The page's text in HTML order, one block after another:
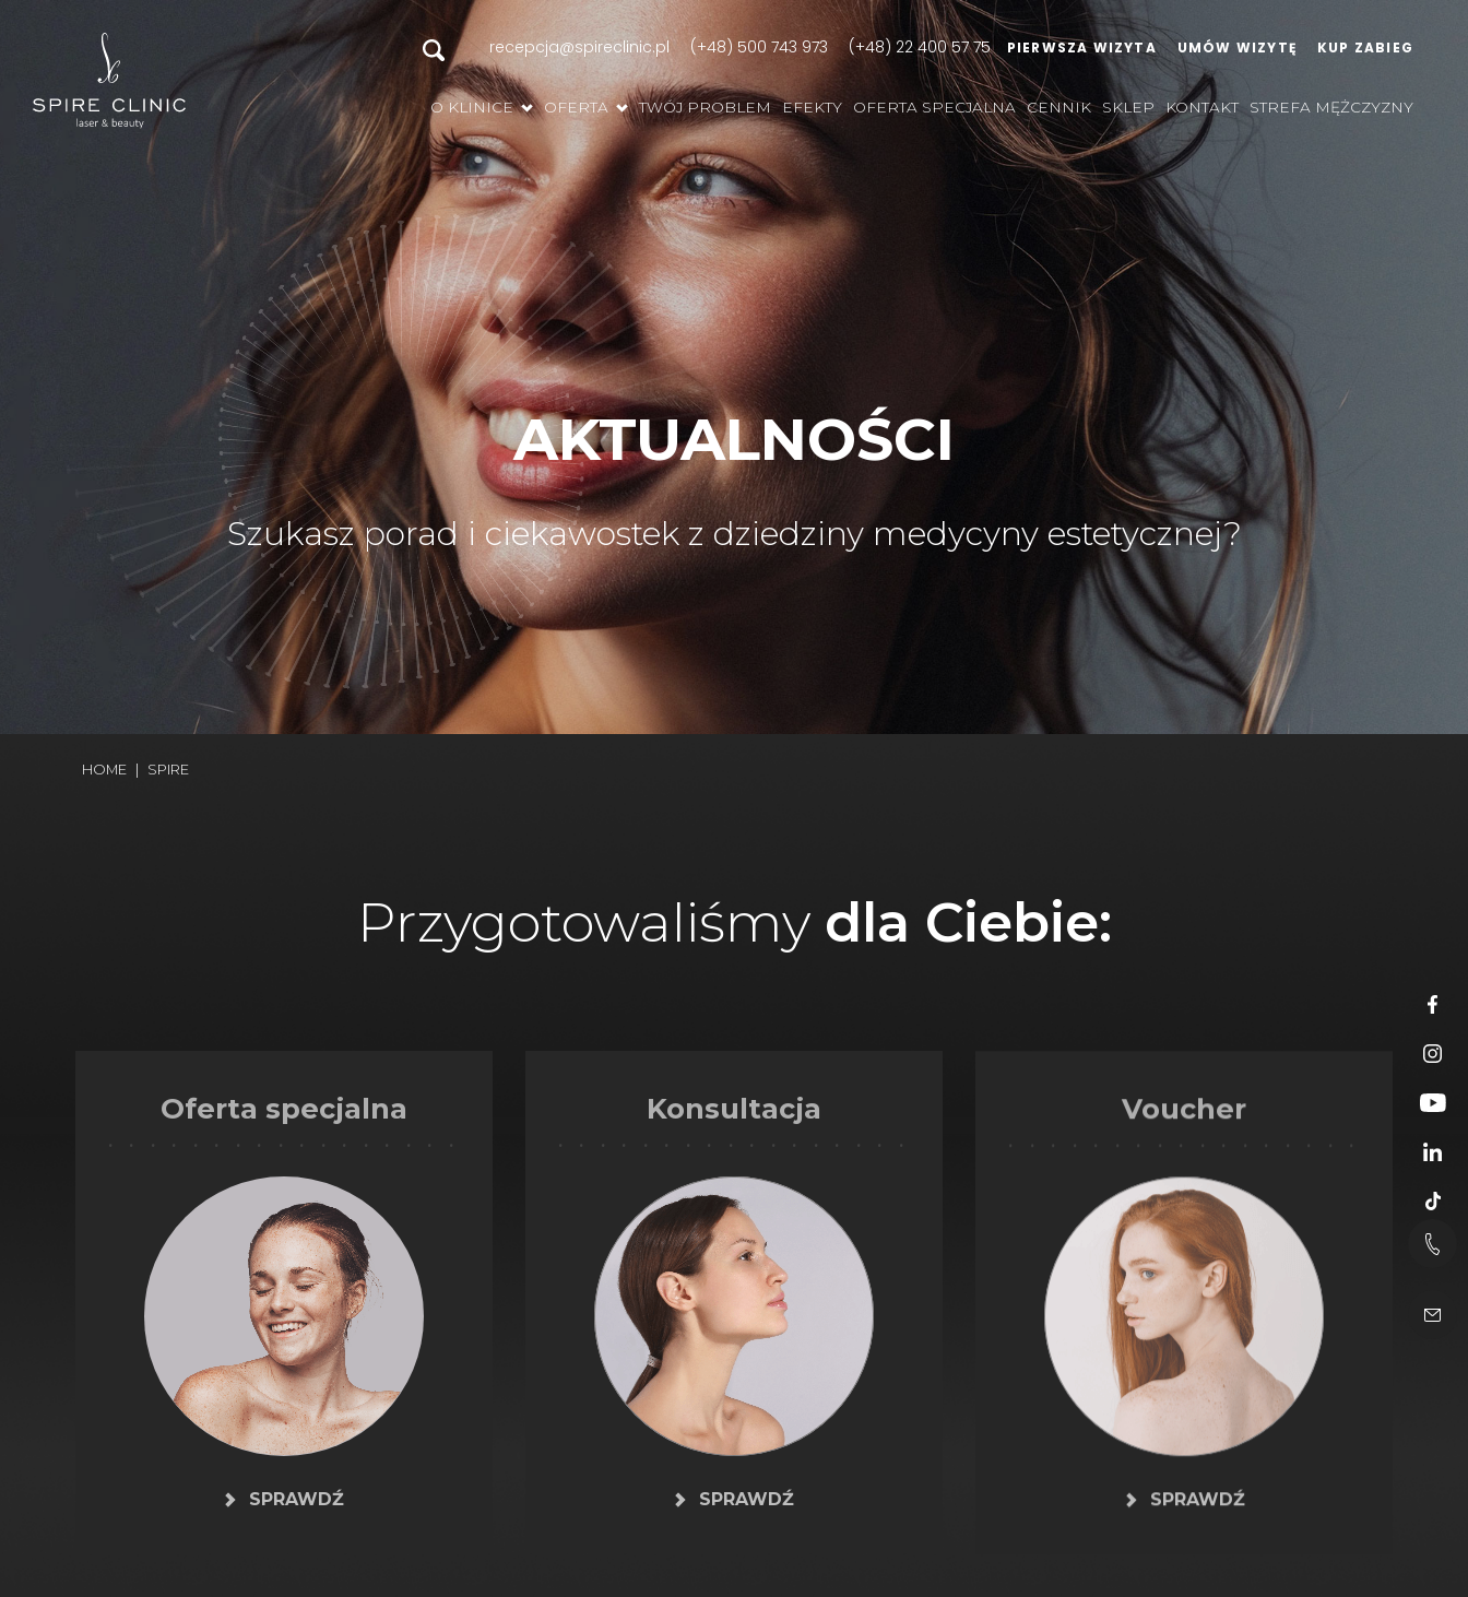
recepcja@spireclinic.pl (+48) 500 743 973 (+48) 22 400 57 75 PIERWSZA WIZYTA UMÓW WIZYTĘ KUP ZABIEG
O KLINICE OFERTA TWÓJ PROBLEM EFEKTY OFERTA SPECJALNA CENNIK SKLEP KONTAKT STREFA MĘŻCZYZNY
AKTUALNOŚCI
Szukasz porad i ciekawostek z dziedziny medycyny estetycznej?
HOME SPIRE
Przygotowaliśmy dla Ciebie:
Oferta specjalna
SPRAWDŹ
Konsultacja
SPRAWDŹ
Voucher
SPRAWDŹ